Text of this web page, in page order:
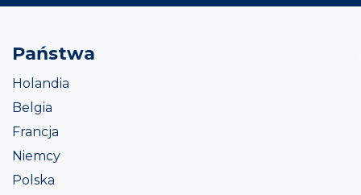
Państwa
Holandia
Belgia
Francja
Niemcy
Polska